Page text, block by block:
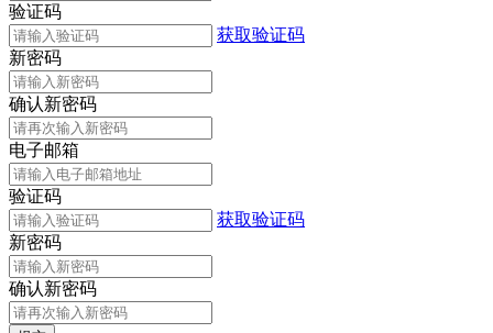
验证码
获取验证码
新密码
确认新密码
电子邮箱
验证码
获取验证码
新密码
确认新密码